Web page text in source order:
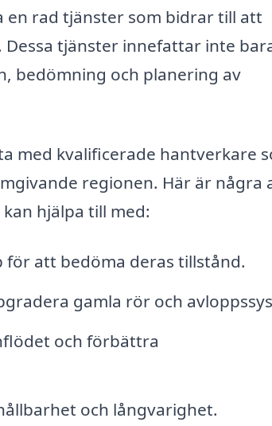
rad tjänster som bidrar till att
tjänster innefattar inte
bedömning och planering av
med kvalificerade hantverkare
regionen. Här är några
hjälpa till med:
att bedöma deras tillstånd.
gamla rör och
och förbättra
och långvarighet.